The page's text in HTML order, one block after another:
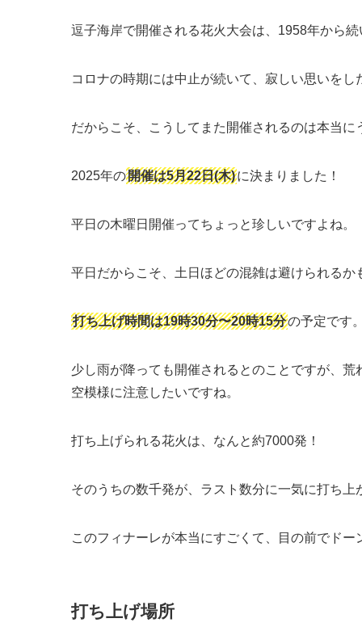
逗子海岸で開催される花火大会は、1958年から
コロナの時期には中止が続いて、寂しい思いをし
だからこそ、こうしてまた開催されるのは本当
2025年の開催は5月22日(木)に決まりました！
平日の木曜日開催ってちょっと珍しいですよね。
平日だからこそ、土日ほどの混雑は避けられる
打ち上げ時間は19時30分〜20時15分の予定です
少し雨が降っても開催されるとのことですが、
空模様に注意したいですね。
打ち上げられる花火は、なんと約7000発！
そのうちの数千発が、ラスト数分に一気に打ち上
このフィナーレが本当にすごくて、目の前でド
打ち上げ場所